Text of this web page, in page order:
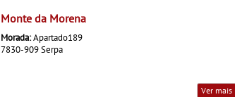
Monte da Morena
Morada:Apartado189
7830-909 Serpa
Ver mais